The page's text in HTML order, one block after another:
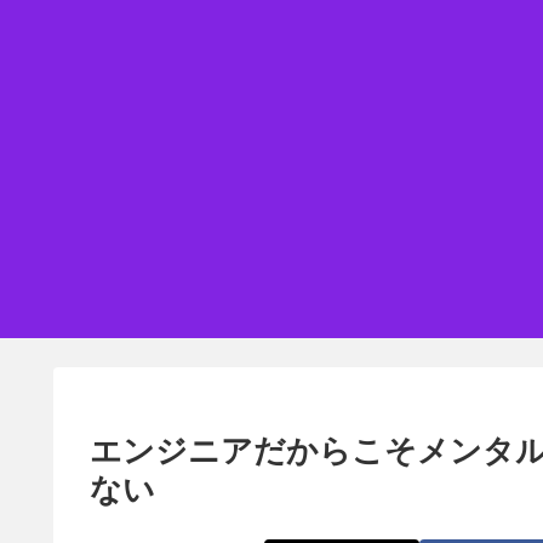
エンジニアだからこそメンタ
ない